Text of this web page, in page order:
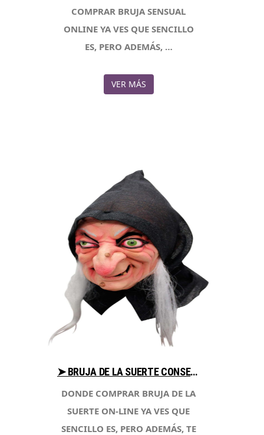
COMPRAR BRUJA SENSUAL
ONLINE YA VES QUE SENCILLO
ES, PERO ADEMÁS, …
VER MÁS
➤ BRUJA DE LA SUERTE CONSEJOS PARA COMPRAR EN LIBRERIAESOTERICA.NET
DONDE COMPRAR BRUJA DE LA
SUERTE ON-LINE YA VES QUE
SENCILLO ES, PERO ADEMÁS, TE